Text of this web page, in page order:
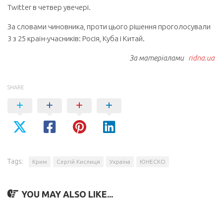
Twitter в четвер увечері.
За словами чиновника, проти цього рішення проголосували
3 з 25 країн-учасників: Росія, Куба і Китай.
За матеріалами ridna.ua
SHARE
Tags: Крим Сергій Кислиця Україна ЮНЕСКО
YOU MAY ALSO LIKE...